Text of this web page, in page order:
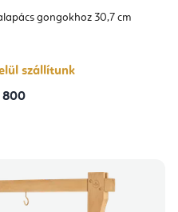
gongokhoz 30,7 cm
szállítunk
800